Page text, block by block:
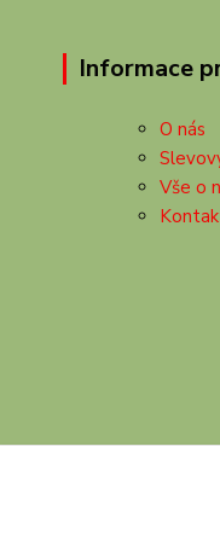
Informace
O nás
Vše o